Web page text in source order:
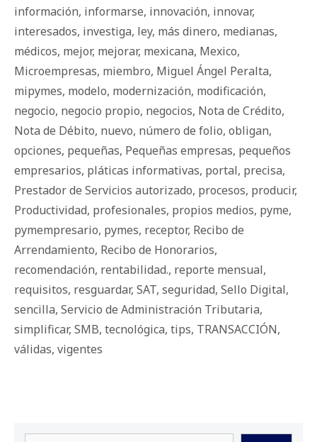
información, informarse, innovación, innovar,
interesados, investiga, ley, más dinero, medianas,
médicos, mejor, mejorar, mexicana, Mexico,
Microempresas, miembro, Miguel Ángel Peralta,
mipymes, modelo, modernización, modificación,
negocio, negocio propio, negocios, Nota de Crédito,
Nota de Débito, nuevo, número de folio, obligan,
opciones, pequeñas, Pequeñas empresas, pequeños
empresarios, pláticas informativas, portal, precisa,
Prestador de Servicios autorizado, procesos, producir,
Productividad, profesionales, propios medios, pyme,
pymempresario, pymes, receptor, Recibo de
Arrendamiento, Recibo de Honorarios,
recomendación, rentabilidad., reporte mensual,
requisitos, resguardar, SAT, seguridad, Sello Digital,
sencilla, Servicio de Administración Tributaria,
simplificar, SMB, tecnológica, tips, TRANSACCIÓN,
válidas, vigentes